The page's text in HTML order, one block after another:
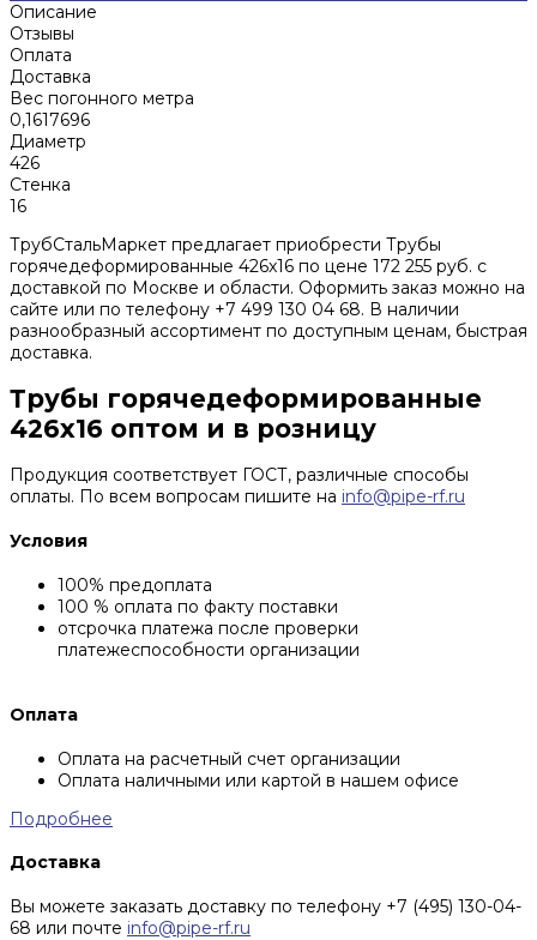
Описание
Отзывы
Оплата
Доставка
Вес погонного метра
0,1617696
Диаметр
426
Стенка
16
ТрубСтальМаркет предлагает приобрести Трубы
горячедеформированные 426x16 по цене 172 255 руб. с
доставкой по Москве и области. Оформить заказ можно на
сайте или по телефону +7 499 130 04 68. В наличии
разнообразный ассортимент по доступным ценам, быстрая
доставка.
Трубы горячедеформированные
426x16 оптом и в розницу
Продукция соответствует ГОСТ, различные способы
оплаты. По всем вопросам пишите на info@pipe-rf.ru
Условия
100% предоплата
100 % оплата по факту поставки
отсрочка платежа после проверки
платежеспособности организации
Оплата
Оплата на расчетный счет организации
Оплата наличными или картой в нашем офисе
Подробнее
Доставка
Вы можете заказать доставку по телефону +7 (495) 130-04-
68 или почте info@pipe-rf.ru